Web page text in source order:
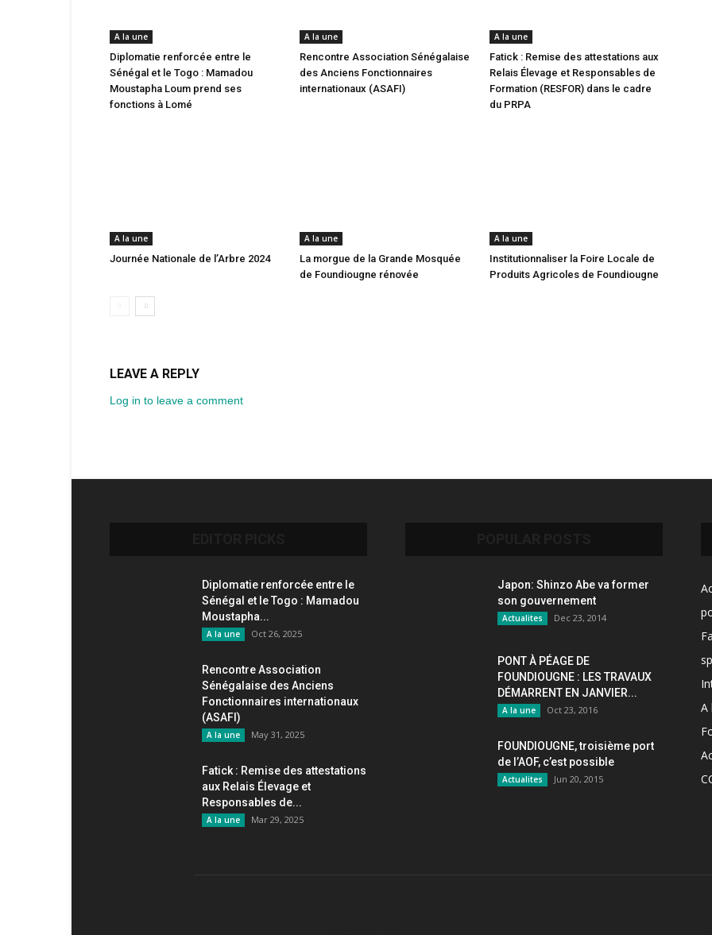
A la une
Diplomatie renforcée entre le
Sénégal et le Togo : Mamadou
Moustapha Loum prend ses
fonctions à Lomé
A la une
Rencontre Association Sénégalaise
des Anciens Fonctionnaires
internationaux (ASAFI)
A la une
Fatick : Remise des attestations aux
Relais Élevage et Responsables de
Formation (RESFOR) dans le cadre
du PRPA
A la une
Journée Nationale de l’Arbre 2024
A la une
La morgue de la Grande Mosquée
de Foundiougne rénovée
A la une
Institutionnaliser la Foire Locale de
Produits Agricoles de Foundiougne
LEAVE A REPLY
Log in to leave a comment
Diplomatie renforcée entre le
Sénégal et le Togo : Mamadou
Moustapha...
A la une Oct 26, 2025
Rencontre Association
Sénégalaise des Anciens
Fonctionnaires internationaux
(ASAFI)
A la une May 31, 2025
Fatick : Remise des attestations
aux Relais Élevage et
Responsables de...
A la une Mar 29, 2025
Japon: Shinzo Abe va former
son gouvernement
Actualites Dec 23, 2014
PONT À PÉAGE DE
FOUNDIOUGNE : LES TRAVAUX
DÉMARRENT EN JANVIER...
A la une Oct 23, 2016
FOUNDIOUGNE, troisième port
de l’AOF, c’est possible
Actualites Jun 20, 2015
A